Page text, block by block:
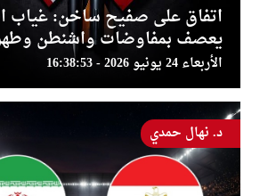
اتفاق على صفيح ساخن: غياب
يعصف بمفاوضات واشنطن
الأربعاء 24 يونيو 2026 - 16:38:53
د. نهال حمدي